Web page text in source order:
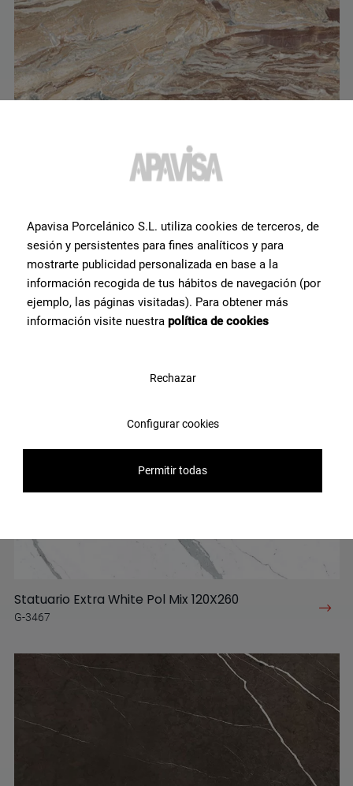
Orobico Red Polished 120X260
Statuario Extra White Pol Mix 120X260
G-3467
Apavisa Porcelánico S.L. utiliza cookies de terceros, de
sesión y persistentes para fines analíticos y para
mostrarte publicidad personalizada en base a la
información recogida de tus hábitos de navegación (por
ejemplo, las páginas visitadas). Para obtener más
información visite nuestra política de cookies
Rechazar
Configurar cookies
Permitir todas